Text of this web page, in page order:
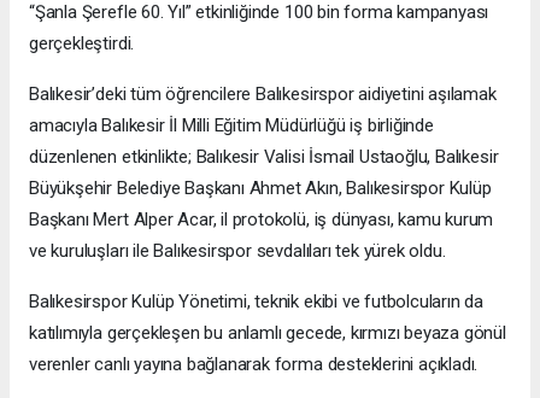
“Şanla Şerefle 60. Yıl” etkinliğinde 100 bin forma kampanyası
gerçekleştirdi.
Balıkesir’deki tüm öğrencilere Balıkesirspor aidiyetini aşılamak
amacıyla Balıkesir İl Milli Eğitim Müdürlüğü iş birliğinde
düzenlenen etkinlikte; Balıkesir Valisi İsmail Ustaoğlu, Balıkesir
Büyükşehir Belediye Başkanı Ahmet Akın, Balıkesirspor Kulüp
Başkanı Mert Alper Acar, il protokolü, iş dünyası, kamu kurum
ve kuruluşları ile Balıkesirspor sevdalıları tek yürek oldu.
Balıkesirspor Kulüp Yönetimi, teknik ekibi ve futbolcuların da
katılımıyla gerçekleşen bu anlamlı gecede, kırmızı beyaza gönül
verenler canlı yayına bağlanarak forma desteklerini açıkladı.